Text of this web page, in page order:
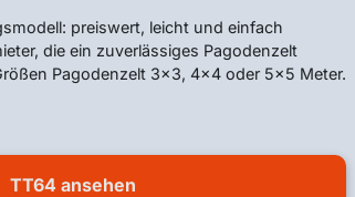
preiswert, leicht und einfach
die ein zuverlässiges Pagodenzelt
Pagodenzelt 3×3, 4×4 oder 5×5 Meter.
TT64 ansehen